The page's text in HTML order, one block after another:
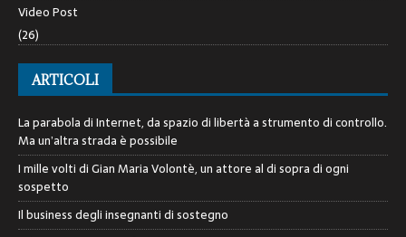
Video Post
(26)
ARTICOLI
La parabola di Internet, da spazio di libertà a strumento di controllo.
Ma un’altra strada è possibile
I mille volti di Gian Maria Volontè, un attore al di sopra di ogni
sospetto
Il business degli insegnanti di sostegno